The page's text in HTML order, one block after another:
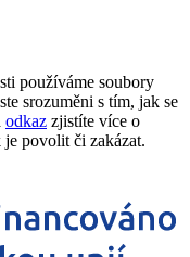
používáme soubory
srozuměni s tím, jak se
odkaz zjistíte více o
je povolit či zakázat.